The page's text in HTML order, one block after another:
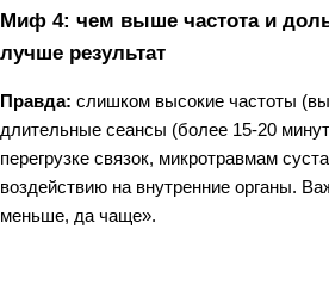
Миф 4: чем выше частота и
лучше результат
Правда: слишком высокие частоты
длительные сеансы (более 15-20
перегрузке связок, микротравмам
воздействию на внутренние органы.
меньше, да чаще».